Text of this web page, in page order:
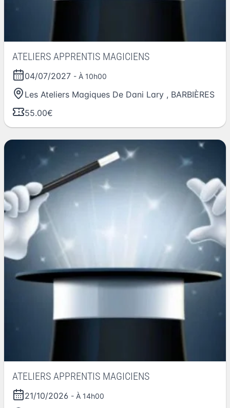
ATELIERS APPRENTIS MAGICIENS
04/07/2027 - À 10h00
Les Ateliers Magiques De Dani Lary , BARBIÈRES
55.00€
ATELIERS APPRENTIS MAGICIENS
21/10/2026 - À 14h00